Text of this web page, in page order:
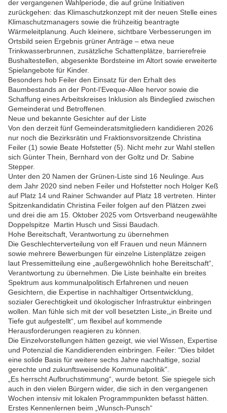
der vergangenen Wahlperiode, die auf grüne Initiativen
zurückgehen: das Klimaschutzkonzept mit der neuen Stelle eines
Klimaschutzmanagers sowie die frühzeitig beantragte
Wärmeleitplanung. Auch kleinere, sichtbare Verbesserungen im
Ortsbild seien Ergebnis grüner Anträge – etwa neue
Trinkwasserbrunnen, zusätzliche Schattenplätze, barrierefreie
Bushaltestellen, abgesenkte Bordsteine im Altort sowie erweiterte
Spielangebote für Kinder.
Besonders hob Feiler den Einsatz für den Erhalt des
Baumbestands an der Pont-l’Eveque-Allee hervor sowie die
Schaffung eines Arbeitskreises Inklusion als Bindeglied zwischen
Gemeinderat und Betroffenen.
Neue und bekannte Gesichter auf der Liste
Von den derzeit fünf Gemeinderatsmitgliedern kandidieren 2026
nur noch die Bezirksrätin und Fraktionsvorsitzende Christina
Feiler (1) sowie Beate Hofstetter (5). Nicht mehr zur Wahl stellen
sich Günter Thein, Bernhard von der Goltz und Dr. Sabine
Stepper.
Unter den 20 Namen der Grünen-Liste sind 16 Neulinge. Aus
dem Jahr 2020 sind neben Feiler und Hofstetter noch Holger Keß
auf Platz 14 und Rainer Schwander auf Platz 18 vertreten. Hinter
Spitzenkandidatin Christina Feiler folgen auf den Plätzen zwei
und drei die am 15. Oktober 2025 vom Ortsverband neugewählte
Doppelspitze Martin Husch und Sissi Baudach.
Hohe Bereitschaft, Verantwortung zu übernehmen
Die Geschlechterverteilung von elf Frauen und neun Männern
sowie mehrere Bewerbungen für einzelne Listenplätze zeigen
laut Pressemitteilung eine „außergewöhnlich hohe Bereitschaft“,
Verantwortung zu übernehmen. Die Liste beinhalte ein breites
Spektrum aus kommunalpolitisch Erfahrenen und neuen
Gesichtern, die Expertise in nachhaltiger Ortsentwicklung,
sozialer Gerechtigkeit und ökologischer Infrastruktur einbringen
wollen. Man fühle sich mit der voll besetzten Liste,„in Breite und
Tiefe gut aufgestellt“, um flexibel auf kommende
Herausforderungen reagieren zu können.
Die Einzelvorstellungen hätten gezeigt, wie viel Wissen, Expertise
und Potenzial die Kandidierenden einbringen. Feiler: "Dies bildet
eine solide Basis für weitere sechs Jahre nachhaltige, sozial
gerechte und zukunftsweisende Kommunalpolitik".
„Es herrscht Aufbruchstimmung“, wurde betont. Sie spiegele sich
auch in den vielen Bürgern wider, die sich in den vergangenen
Wochen intensiv mit lokalen Programmpunkten befasst hätten.
Erstes Kennenlernen beim „Wunsch-Punsch“